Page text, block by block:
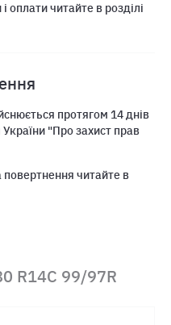
оплати читайте в розділі
протягом 14 днів
України "Про захист прав
читайте в
R14C 99/97R